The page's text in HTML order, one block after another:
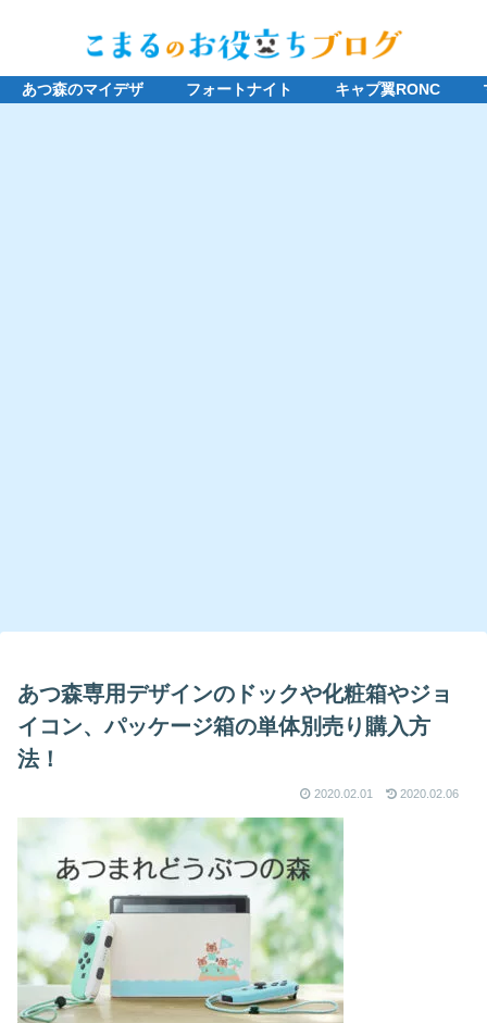
あつ森のマイデザ フォートナイト キャプ翼RONC
あつ森専用デザインのドックや化粧箱やジョ
イコン、パッケージ箱の単体別売り購入方
法！
2020.02.01 2020.02.06